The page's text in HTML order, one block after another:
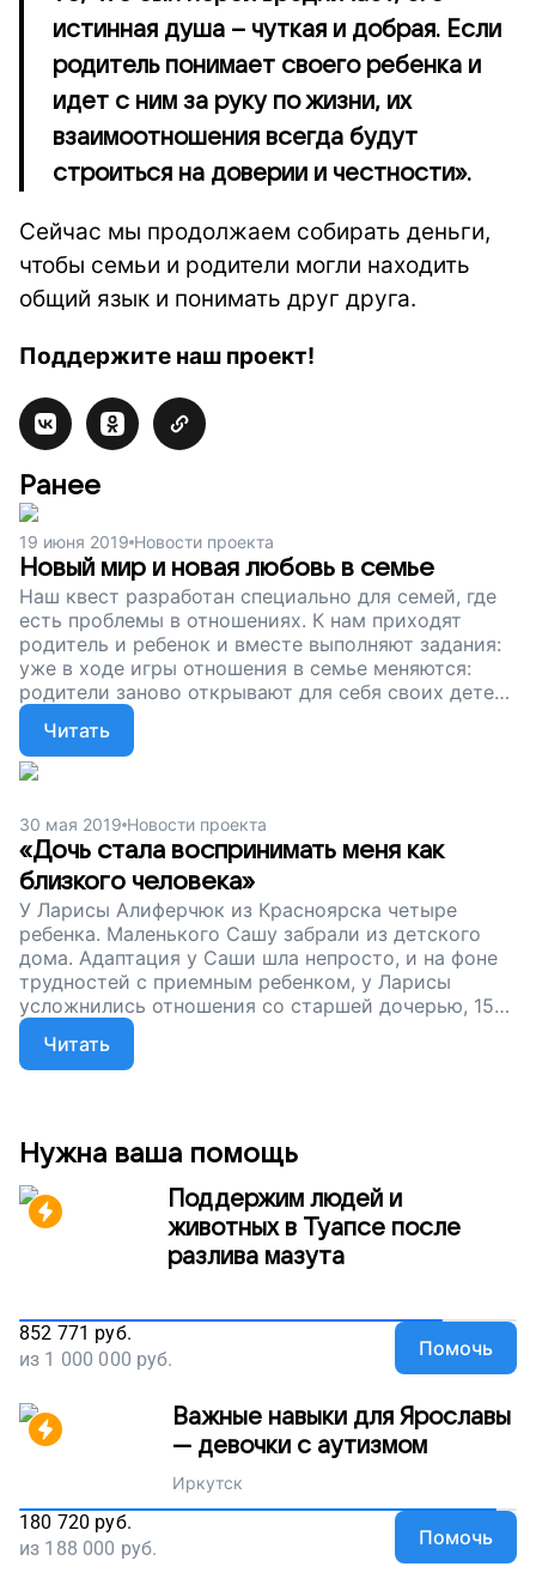
истинная душа – чуткая и добрая. Если
родитель понимает своего ребенка и
идет с ним за руку по жизни, их
взаимоотношения всегда будут
строиться на доверии и честности».
Сейчас мы продолжаем собирать деньги,
чтобы семьи и родители могли находить
общий язык и понимать друг друга.
Поддержите наш проект!
Ранее
19 июня 2019 Новости проекта
Новый мир и новая любовь в семье
Наш квест разработан специально для семей, где
есть проблемы в отношениях. К нам приходят
родитель и ребенок и вместе выполняют задания:
уже в ходе игры отношения в семье меняются:
родители заново открывают для себя своих детей.
А дети – родителей. Сейчас мы продолжаем
собирать деньги, чтобы семьи в кризисе снова
научились понимать и любить друг друга.
Поддержите наш проект!
Читать
30 мая 2019 Новости проекта
«Дочь стала воспринимать меня как
близкого человека»
У Ларисы Алиферчюк из Красноярска четыре
ребенка. Маленького Сашу забрали из детского
дома. Адаптация у Саши шла непросто, и на фоне
трудностей с приемным ребенком, у Ларисы
усложнились отношения со старшей дочерью, 15-
летней Эвелиной. Мама и дочь прошли наш
семейный квест, чтобы найти общий язык. После
этого они по-новому взглянули друг на друга,
помочь им наладить отношения и выйти из
кризиса. Сейчас мы продолжаем собирать деньги
на квестов. Помогите родителям и подросткам
найти общий язык, поддержите наш проект!
Читать
Нужна ваша помощь
Поддержим людей и
животных в Туапсе после
разлива мазута
852 771 руб.
из 1 000 000 руб. Помочь
Важные навыки для Ярославы
— девочки с аутизмом
Иркутск
180 720 руб.
из 188 000 руб. Помочь